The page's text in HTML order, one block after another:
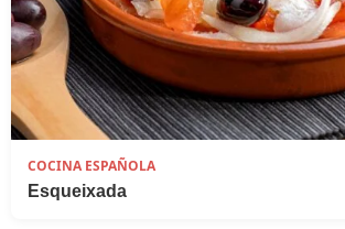
COCINA ESPAÑOLA
Esqueixada